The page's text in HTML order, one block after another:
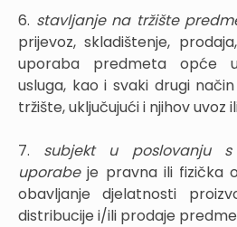
6. stavljanje na tržište
prijevoz, skladištenje,
uporaba predmeta opće
usluga, kao i svaki drugi
tržište, uključujući i njihov uvoz
7. subjekt u poslovanju
uporabeje pravna ili fizička
obavljanje djelatnosti
distribucije i/ili prodaje